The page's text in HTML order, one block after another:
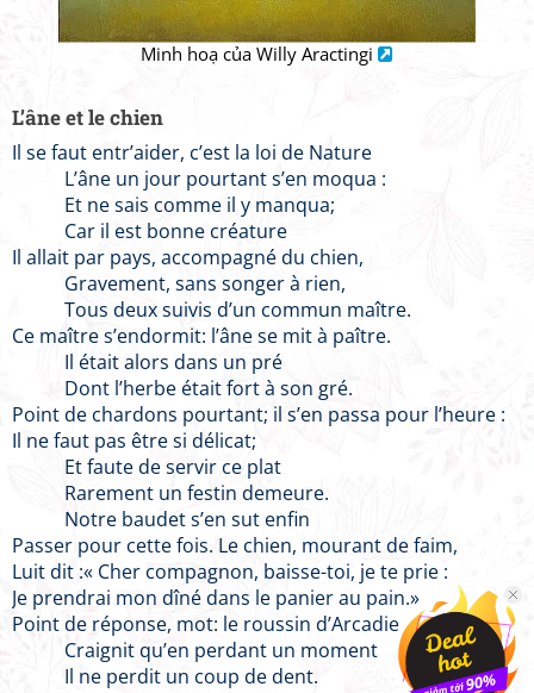
Minh hoạ của Willy Aractingi
L’âne et le chien
Il se faut entr’aider, c’est la loi de Nature
L’âne un jour pourtant s’en moqua :
Et ne sais comme il y manqua;
Car il est bonne créature
Il allait par pays, accompagné du chien,
Gravement, sans songer à rien,
Tous deux suivis d’un commun maître.
Ce maître s’endormit: l’âne se mit à paître.
Il était alors dans un pré
Dont l’herbe était fort à son gré.
Point de chardons pourtant; il s’en passa pour l’heure :
Il ne faut pas être si délicat;
Et faute de servir ce plat
Rarement un festin demeure.
Notre baudet s’en sut enfin
Passer pour cette fois. Le chien, mourant de faim,
Luit dit :« Cher compagnon, baisse-toi, je te prie :
Je prendrai mon dîné dans le panier au pain.»
Point de réponse, mot: le roussin d’Arcadie
Craignit qu’en perdant un moment
Il ne perdit un coup de dent.